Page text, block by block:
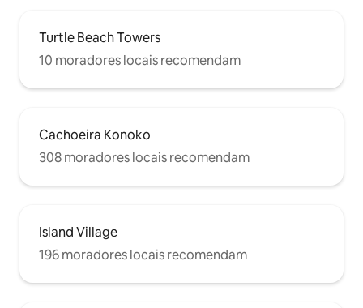
Turtle Beach Towers
10 moradores locais recomendam
Cachoeira Konoko
308 moradores locais recomendam
Island Village
196 moradores locais recomendam